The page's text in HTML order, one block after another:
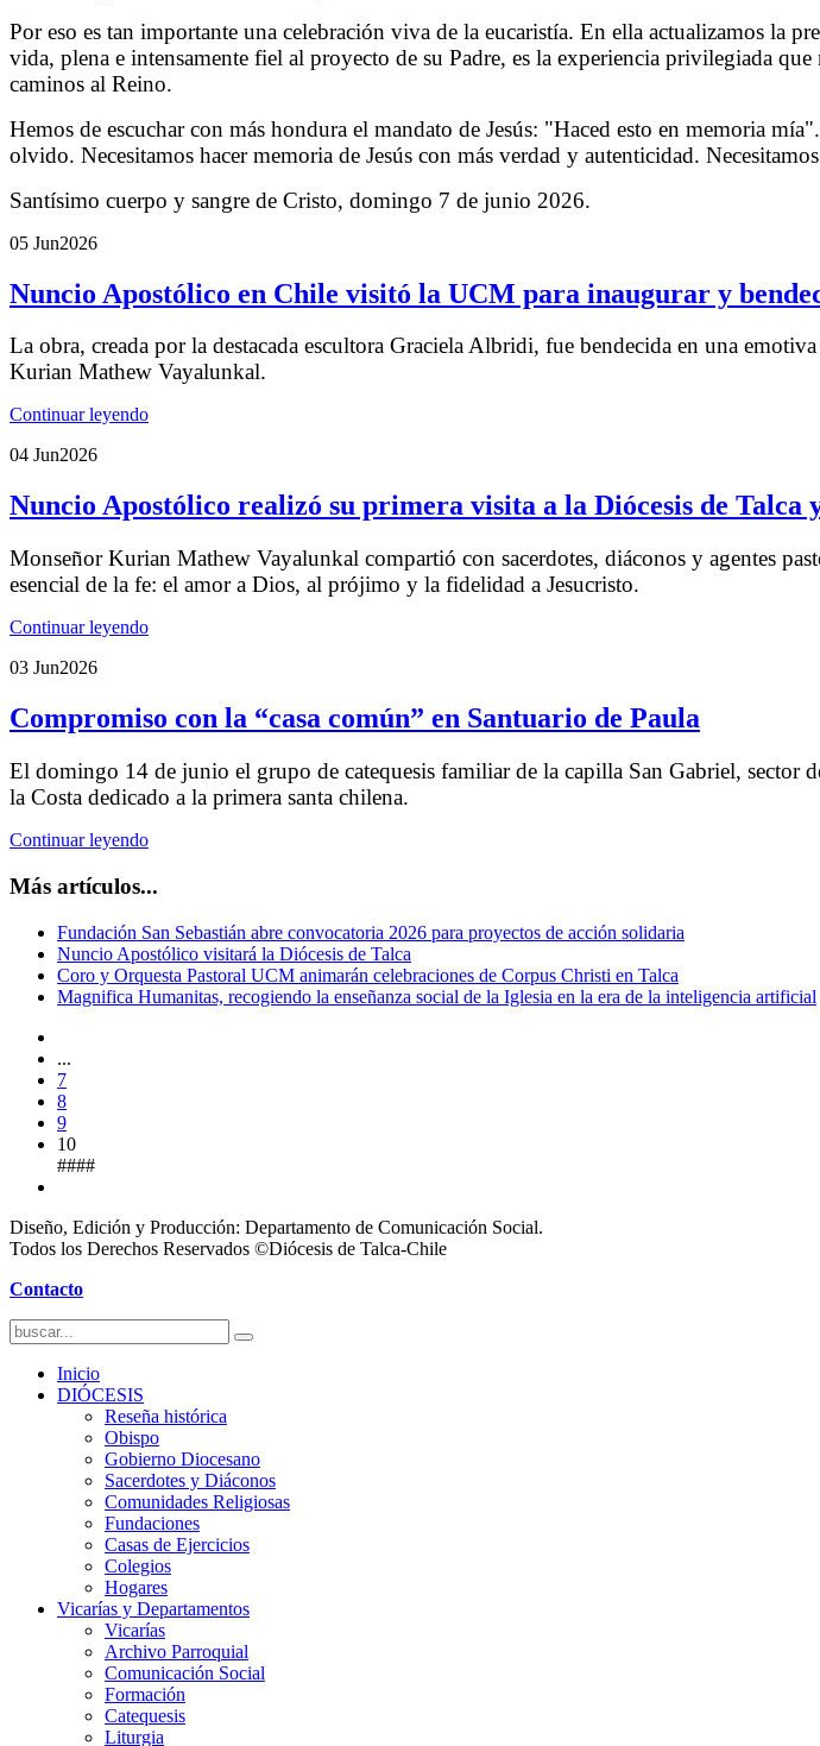
Por eso es tan importante una celebración viva de la eucaristía. En ella actualizamos la
vida, plena e intensamente fiel al proyecto de su Padre, es la experiencia privilegiada
caminos al Reino.
Hemos de escuchar con más hondura el mandato de Jesús: "Haced esto en memoria
olvido. Necesitamos hacer memoria de Jesús con más verdad y autenticidad.
Santísimo cuerpo y sangre de Cristo, domingo 7 de junio 2026.
05 Jun2026
Nuncio Apostólico en Chile visitó la UCM para inaugurar y
La obra, creada por la destacada escultora Graciela Albridi, fue bendecida en una
Kurian Mathew Vayalunkal.
Continuar leyendo
04 Jun2026
Nuncio Apostólico realizó su primera visita a la Diócesis de
Monseñor Kurian Mathew Vayalunkal compartió con sacerdotes, diáconos y agentes
esencial de la fe: el amor a Dios, al prójimo y la fidelidad a Jesucristo.
Continuar leyendo
03 Jun2026
Compromiso con la “casa común” en Santuario de Paula
El domingo 14 de junio el grupo de catequesis familiar de la capilla San Gabriel, sector
la Costa dedicado a la primera santa chilena.
Continuar leyendo
Más artículos...
Fundación San Sebastián abre convocatoria 2026 para proyectos de acción solidaria
Nuncio Apostólico visitará la Diócesis de Talca
Coro y Orquesta Pastoral UCM animarán celebraciones de Corpus Christi en Talca
Magnifica Humanitas, recogiendo la enseñanza social de la Iglesia en la era de la inteligencia artificial
...
7
8
9
10
####
Diseño, Edición y Producción: Departamento de Comunicación Social.
Todos los Derechos Reservados ©Diócesis de Talca-Chile
Contacto
Inicio
DIÓCESIS
Reseña histórica
Obispo
Gobierno Diocesano
Sacerdotes y Diáconos
Comunidades Religiosas
Fundaciones
Casas de Ejercicios
Colegios
Hogares
Vicarías y Departamentos
Vicarías
Archivo Parroquial
Comunicación Social
Formación
Catequesis
Liturgia